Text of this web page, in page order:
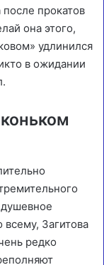
прокатов
она этого,
удлинился
в ожидании
Загитова
редко